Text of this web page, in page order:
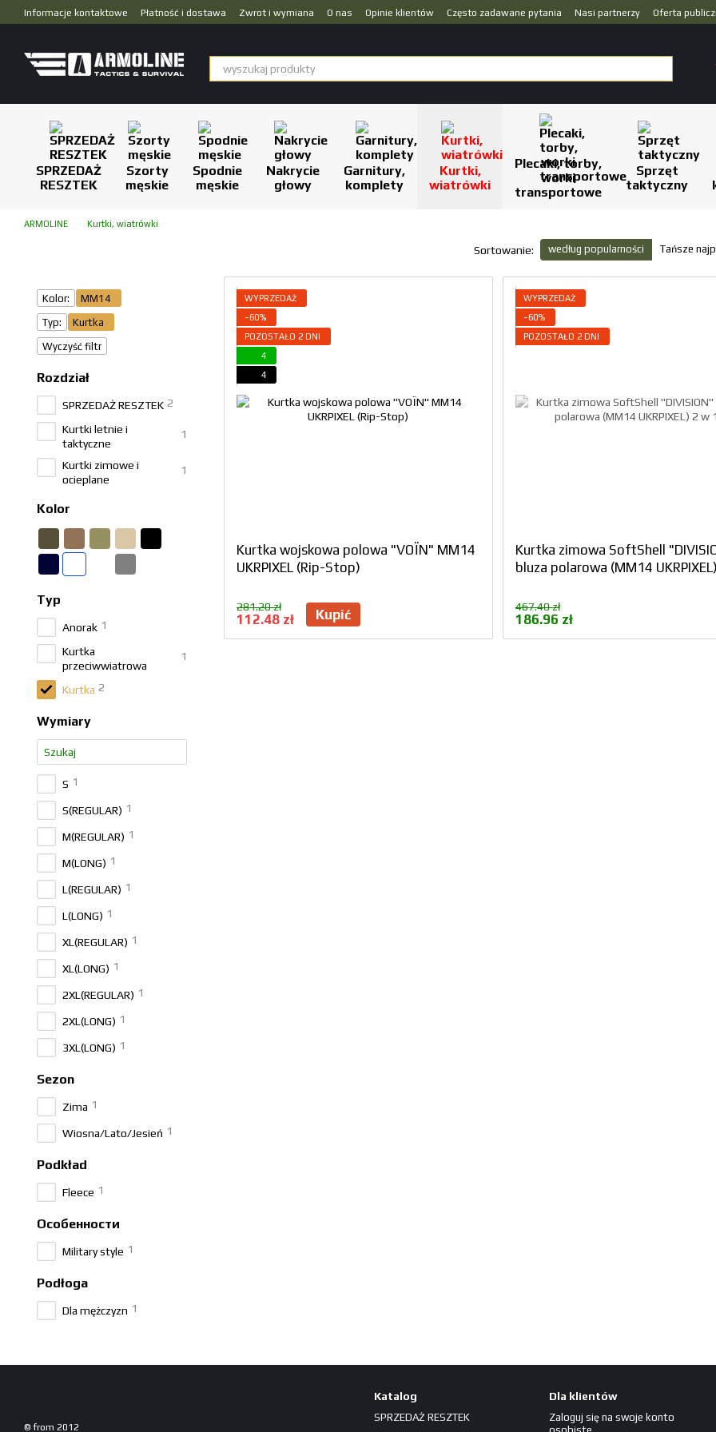
Przejdź do głównej treści
Informacje kontaktowe Płatność i dostawa Zwrot i wymiana O nas Opinie klientów Często zadawane pytania Nasi partnerzy
Oferta
SPRZEDAŻ
RESZTEK
Szorty
męskie
Spodnie
męskie
Nakrycie
głowy
Garnitury,
komplety
Kurtki,
wiatrówki
Plecaki, torby,
worki
transportowe
Sprzęt
taktyczny
ARMOLINE Kurtki, wiatrówki
Sortowanie: według popularności Tańsze
WYPRZEDAŻ
−60%
POZOSTAŁO 2 DNI
4
4
Kurtka wojskowa polowa "VOЇN" MM14
UKRPIXEL (Rip-Stop)
281.20 zł
112.48 zł Kupić
WYPRZEDAŻ
−60%
POZOSTAŁO 2 DNI
Kurtka zimowa SoftShell
bluza polarowa (MM14
467.40 zł
186.96 zł
Kolor:
ММ14
Typ:
Kurtka
Wyczyść filtr
Rozdział
SPRZEDAŻ RESZTEK 2
Kurtki letnie i
taktyczne
1
Kurtki zimowe i
ocieplane
1
Kolor
Typ
Anorak 1
Kurtka
przeciwwiatrowa
1
Kurtka 2
Wymiary
S 1
S(REGULAR) 1
M(REGULAR) 1
M(LONG) 1
L(REGULAR) 1
L(LONG) 1
XL(REGULAR) 1
XL(LONG) 1
2XL(REGULAR) 1
2XL(LONG) 1
3XL(LONG) 1
Sezon
Zima 1
Wiosna/Lato/Jesień 1
Podkład
Fleece 1
Особенности
Military style 1
Podłoga
Dla mężczyzn 1
© from 2012
Katalog
SPRZEDAŻ RESZTEK
Dla klientów
Zaloguj się na swoje konto